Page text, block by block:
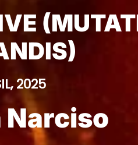
2025
Narciso